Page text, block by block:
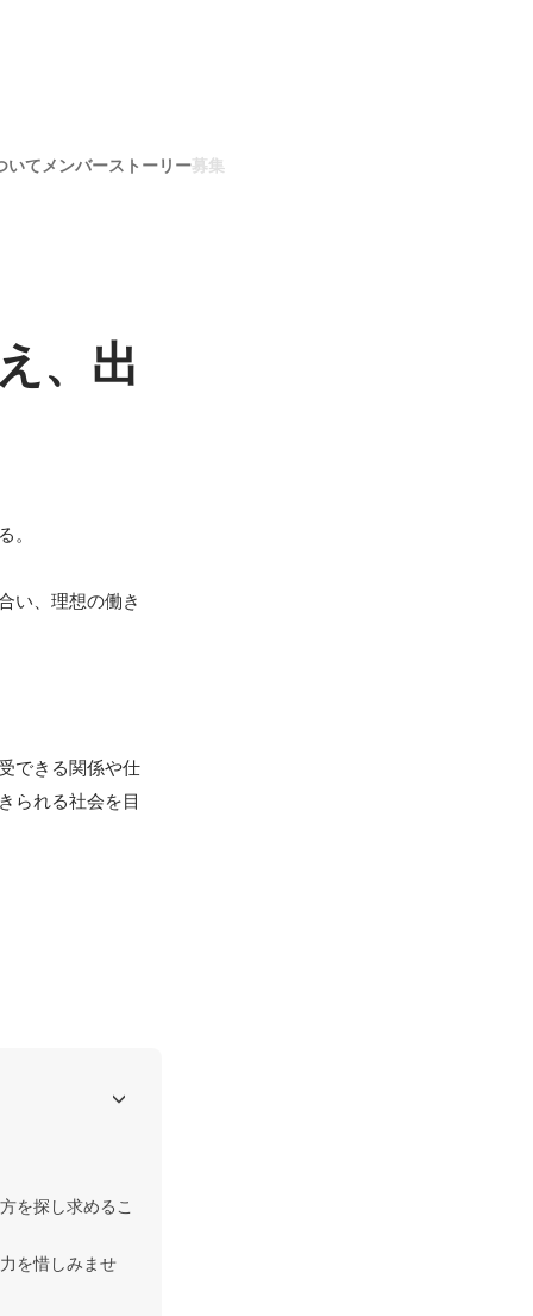
いて メンバーストーリー募集
、出
。
い、理想の働き
できる関係や仕
られる社会を目
を探し求めるこ
を惜しみませ